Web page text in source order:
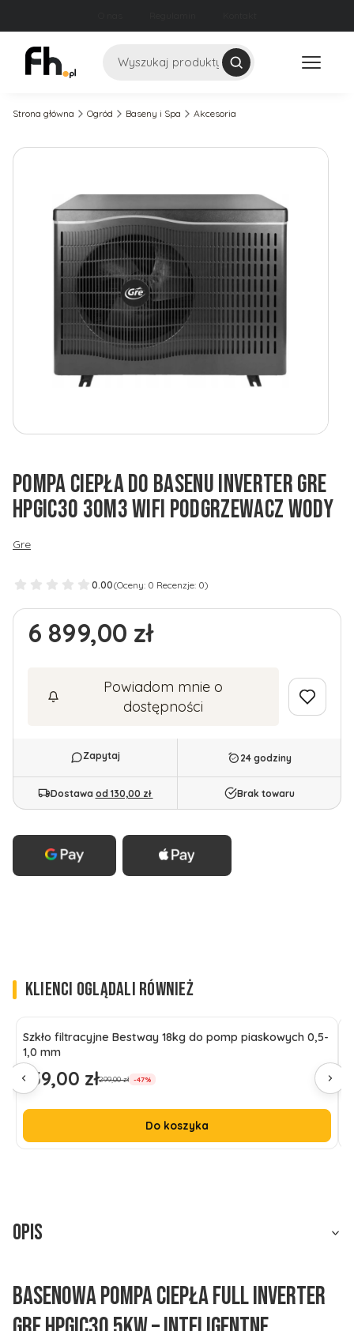
Szukaj
Strona główna Ogród Baseny i Spa Akcesoria
POMPA CIEPŁA DO BASENU INVERTER GRE
HPGIC30 30M3 WIFI PODGRZEWACZ WODY
Gre
0.00(Oceny: 0 Recenzje: 0)
Cena
6 899,00 zł
Powiadom mnie o
dostępności
24 godziny
Dostawa od 130,00 zł Brak towaru
KLIENCI OGLĄDALI RÓWNIEŻ
Szkło filtracyjne Bestway 18kg do pomp piaskowych 0,5-
1,0 mm
Cena promocyjna
159,00 zł299,00 zł -47%
Do koszyka
Opis
Basenowa Pompa Ciepła Full Inverter